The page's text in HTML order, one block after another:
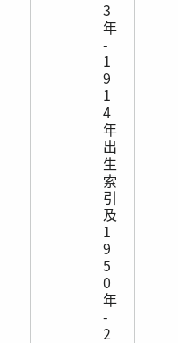
3
年
-
1
9
1
4
年
出
生
索
引
及
1
9
5
0
年
-
2